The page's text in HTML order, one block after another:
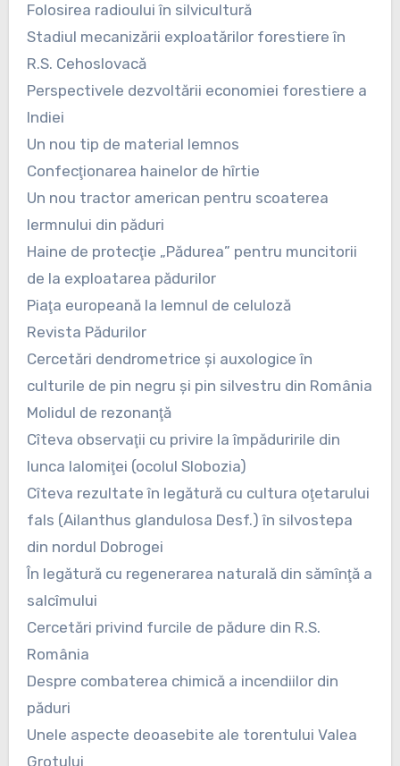
Folosirea radioului în silvicultură
Stadiul mecanizării exploatărilor forestiere în
R.S. Cehoslovacă
Perspectivele dezvoltării economiei forestiere a
Indiei
Un nou tip de material lemnos
Confecţionarea hainelor de hîrtie
Un nou tractor american pentru scoaterea
lermnului din păduri
Haine de protecţie „Pădurea” pentru muncitorii
de la exploatarea pădurilor
Piaţa europeană la lemnul de celuloză
Revista Pădurilor
Cercetări dendrometrice şi auxologice în
culturile de pin negru şi pin silvestru din România
Molidul de rezonanţă
Cîteva observaţii cu privire la împăduririle din
lunca Ialomiţei (ocolul Slobozia)
Cîteva rezultate în legătură cu cultura oţetarului
fals (Ailanthus glandulosa Desf.) în silvostepa
din nordul Dobrogei
În legătură cu regenerarea naturală din sămînţă a
salcîmului
Cercetări privind furcile de pădure din R.S.
România
Despre combaterea chimică a incendiilor din
păduri
Unele aspecte deoasebite ale torentului Valea
Grotului